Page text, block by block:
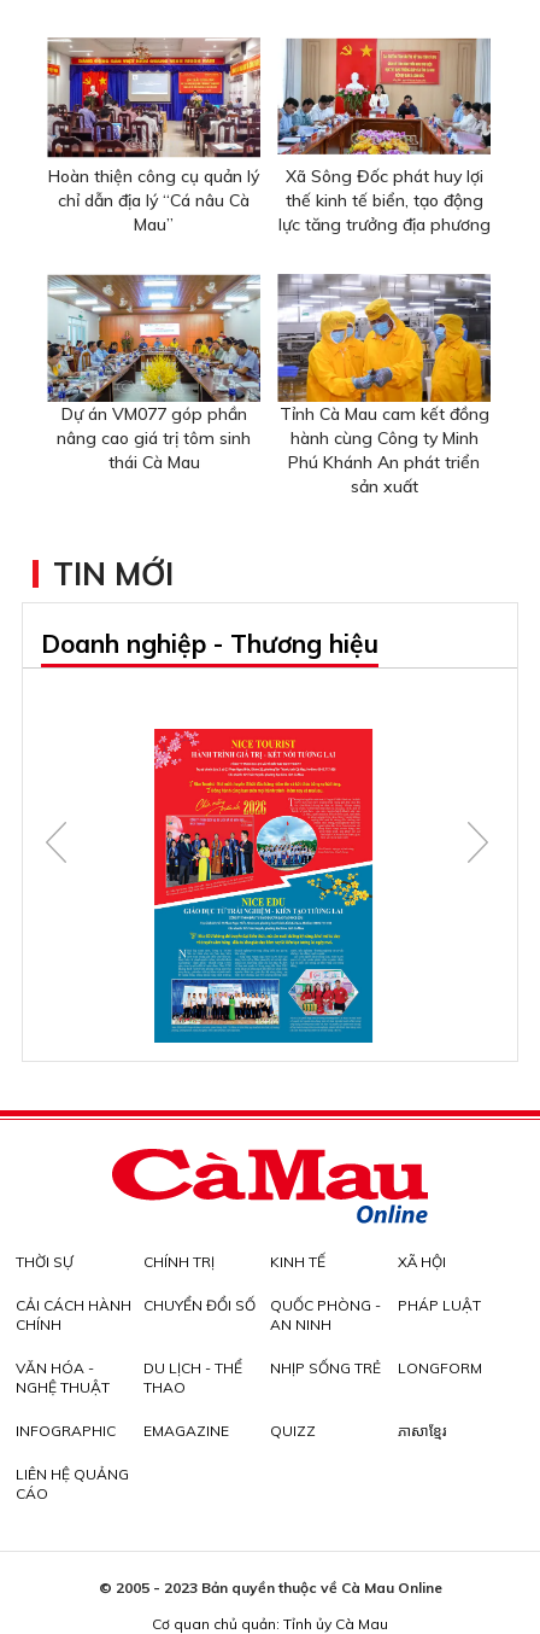
Hoàn thiện công cụ quản lý
chỉ dẫn địa lý “Cá nâu Cà
Mau”
Xã Sông Đốc phát huy lợi
thế kinh tế biển, tạo động
lực tăng trưởng địa phương
Dự án VM077 góp phần
nâng cao giá trị tôm sinh
thái Cà Mau
Tỉnh Cà Mau cam kết đồng
hành cùng Công ty Minh
Phú Khánh An phát triển
sản xuất
TIN MỚI
Doanh nghiệp - Thương hiệu
THỜI SỰ CHÍNH TRỊ KINH TẾ XÃ HỘI
CẢI CÁCH HÀNH
CHÍNH
CHUYỂN ĐỔI SỐ
QUỐC PHÒNG -
AN NINH
PHÁP LUẬT
VĂN HÓA -
NGHỆ THUẬT
DU LỊCH - THỂ
THAO
NHỊP SỐNG TRẺ LONGFORM
INFOGRAPHIC EMAGAZINE QUIZZ ភាសាខ្មែរ
LIÊN HỆ QUẢNG
CÁO
© 2005 - 2023 Bản quyền thuộc về Cà Mau Online
Cơ quan chủ quản: Tỉnh ủy Cà Mau